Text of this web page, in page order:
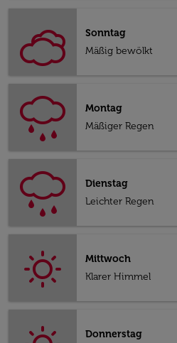
Sonntag
Mäßig bewölkt
Montag
Mäßiger Regen
Dienstag
Leichter Regen
Mittwoch
Klarer Himmel
Donnerstag